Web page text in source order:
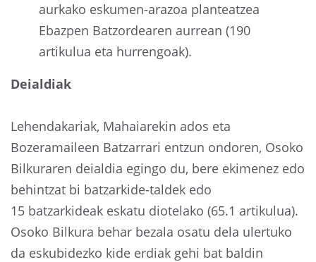
aurkako eskumen-arazoa planteatzea
Ebazpen Batzordearen aurrean (190
artikulua eta hurrengoak).
Deialdiak
Lehendakariak, Mahaiarekin ados eta
Bozeramaileen Batzarrari entzun ondoren, Osoko
Bilkuraren deialdia egingo du, bere ekimenez edo
behintzat bi batzarkide-taldek edo
15 batzarkideak eskatu diotelako (65.1 artikulua).
Osoko Bilkura behar bezala osatu dela ulertuko
da eskubidezko kide erdiak gehi bat baldin